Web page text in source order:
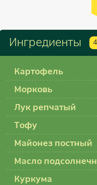
Ингредиенты 4
Картофель
Морковь
Лук репчатый
Тофу
Майонез постный
Масло
Куркума